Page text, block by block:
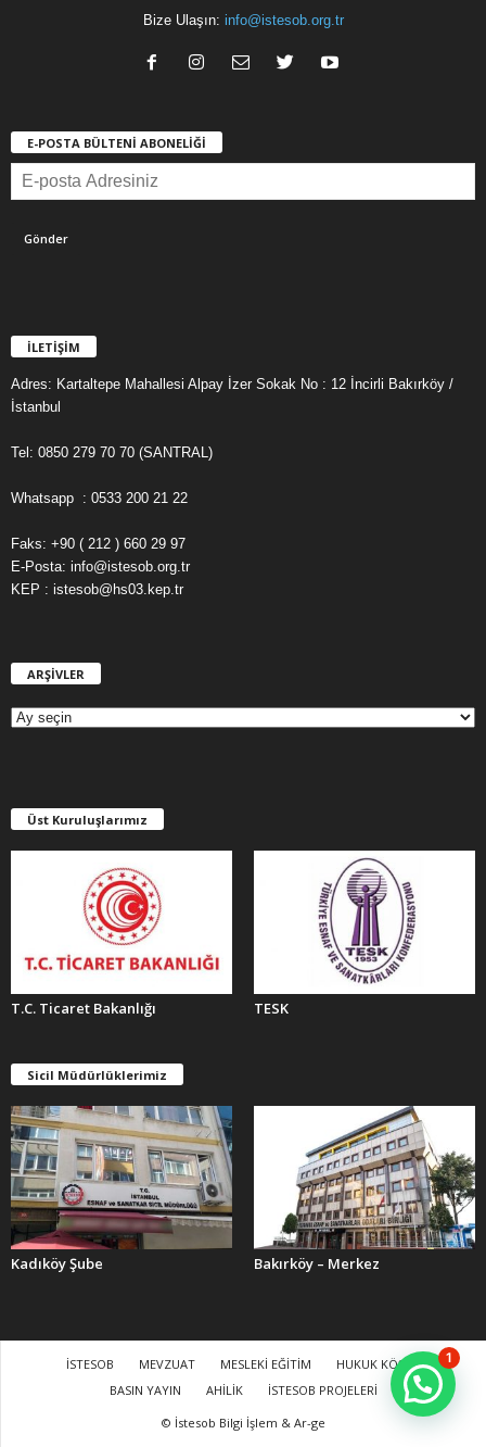
Bize Ulaşın: info@istesob.org.tr
E-POSTA BÜLTENİ ABONELİĞİ
İLETİŞİM
Adres: Kartaltepe Mahallesi Alpay İzer Sokak No : 12 İncirli Bakırköy /
İstanbul
Tel: 0850 279 70 70 (SANTRAL)
Whatsapp : 0533 200 21 22
Faks: +90 ( 212 ) 660 29 97
E-Posta: info@istesob.org.tr
KEP : istesob@hs03.kep.tr
ARŞİVLER
E
R
Üst Kuruluşlarımız
T.C. Ticaret Bakanlığı TESK
Sicil Müdürlüklerimiz
Kadıköy Şube Bakırköy – Merkez
İSTESOB MEVZUAT MESLEKİ EĞİTİM
HUKUK KÖŞESİ
BASIN YAYIN
AHİLİK
İSTESOB PROJELERİ
© İstesob Bilgi İşlem & Ar-ge
1